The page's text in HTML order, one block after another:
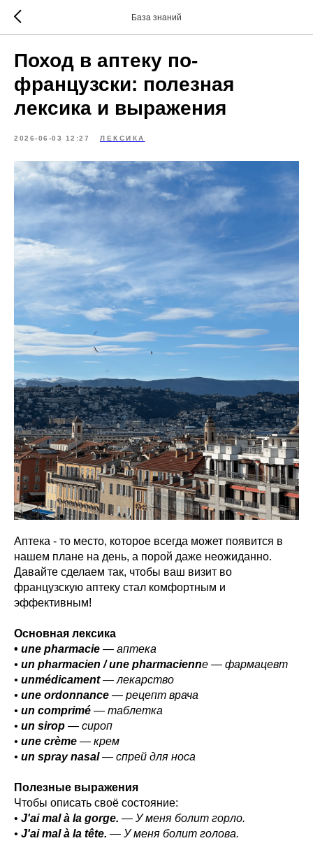
База знаний
Поход в аптеку по-
французски: полезная
лексика и выражения
2026-06-03 12:27 ЛЕКСИКА
Аптека - то место, которое всегда может появится в
нашем плане на день, а порой даже неожиданно.
Давайте сделаем так, чтобы ваш визит во
французскую аптеку стал комфортным и
эффективным!
Основная лексика
• une pharmacie — аптека
• un pharmacien / une pharmacienne — фармацевт
• unmédicament— лекарство
• une ordonnance — рецепт врача
• un comprimé — таблетка
• un sirop — сироп
• une crème — крем
• un spray nasal— спрей для носа
Полезные выражения
Чтобы описать своё состояние:
• J'ai mal à la gorge. — У меня болит горло.
• J'ai mal à la tête. — У меня болит голова.